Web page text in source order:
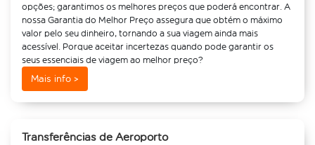
opções; garantimos os melhores preços que poderá encontrar. A
nossa Garantia do Melhor Preço assegura que obtém o máximo
valor pelo seu dinheiro, tornando a sua viagem ainda mais
acessível. Porque aceitar incertezas quando pode garantir os
seus essenciais de viagem ao melhor preço?
Mais info >
Transferências de Aeroporto